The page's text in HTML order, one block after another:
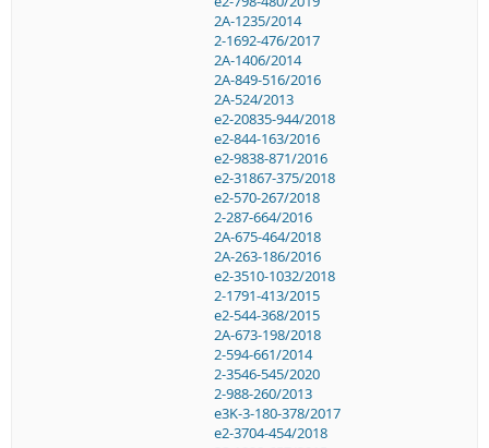
2A-1235/2014
2-1692-476/2017
2A-1406/2014
2A-849-516/2016
2A-524/2013
e2-20835-944/2018
e2-844-163/2016
e2-9838-871/2016
e2-31867-375/2018
e2-570-267/2018
2-287-664/2016
2A-675-464/2018
2A-263-186/2016
e2-3510-1032/2018
2-1791-413/2015
e2-544-368/2015
2A-673-198/2018
2-594-661/2014
2-3546-545/2020
2-988-260/2013
e3K-3-180-378/2017
e2-3704-454/2018